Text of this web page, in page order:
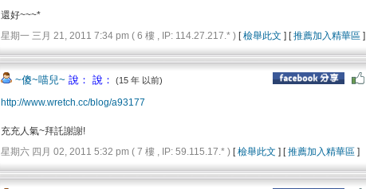
還好~~~*
星期一 三月 21, 2011 7:34 pm ( 6 樓 , IP: 114.27.217.* ) [檢舉此文 ] [推薦加入精華區 ]
~傻~喵兒~ 說： 說： (15 年 以前)
http://www.wretch.cc/blog/a93177
充充人氣~拜託謝謝!
星期六 四月 02, 2011 5:32 pm ( 7 樓 , IP: 59.115.17.* ) [檢舉此文 ] [推薦加入精華區 ]